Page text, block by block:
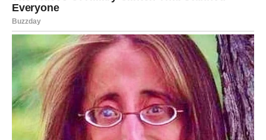
nemogućih pozicija i sposobnost da podiže moral svojih
suigrača učinili su ga ne samo igračem, već i liderom. Zlatan je
uveo novu igru u PSG, instinktivno i precizno, i uz to je postao
simbol kluba.